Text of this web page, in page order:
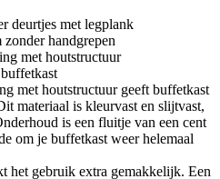
deurtjes met legplank
handgrepen
met houtstructuur
met houtstructuur geeft buffetkast
materiaal is kleurvast en slijtvast,
is een fluitje van een cent
om je buffetkast weer helemaal
het gebruik extra gemakkelijk. Een